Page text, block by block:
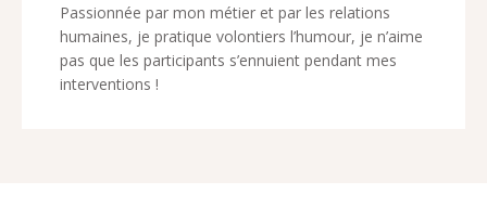
Passionnée par mon métier et par les relations
humaines, je pratique volontiers l’humour, je n’aime
pas que les participants s’ennuient pendant mes
interventions !